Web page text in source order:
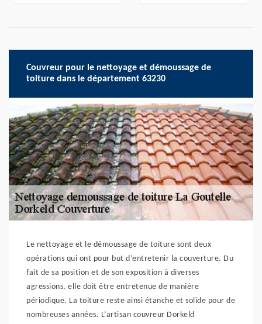
Couvreur pour le nettoyage et démoussage de
toiture dans le département 63230
Le nettoyage et le démoussage de toiture sont deux
opérations qui ont pour but d’entretenir la couverture. Du
fait de sa position et de son exposition à diverses
agressions, elle doit être entretenue de manière
périodique. La toiture reste ainsi étanche et solide pour de
nombreuses années. L’artisan couvreur Dorkeld